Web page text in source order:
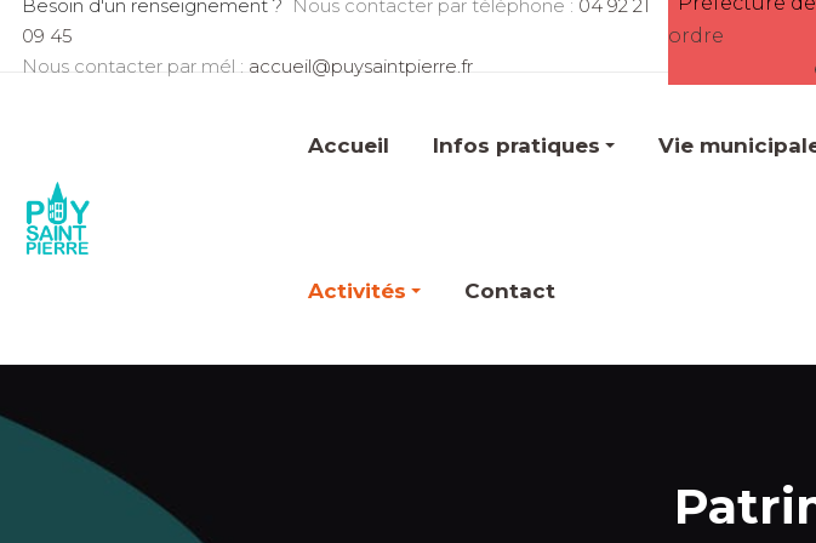
Besoin d'un renseignement ? Nous contacter par téléphone : 04 92 21
09 45
Nous contacter par mél : accueil@puysaintpierre.fr
ordre
Accueil Infos pratiques Vie
Activités Contact